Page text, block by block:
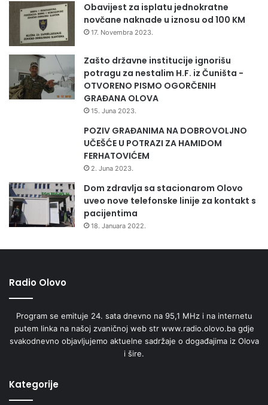
Obavijest za isplatu jednokratne
novčane naknade u iznosu od 100 KM
17. Novembra 2023.
Zašto državne institucije ignorišu
potragu za nestalim H.F. iz Čuništa -
OTVORENO PISMO OGORČENIH
GRAĐANA OLOVA
15. Juna 2023.
POZIV GRAĐANIMA NA DOBROVOLJNO
UČEŠĆE U POTRAZI ZA HAMIDOM
FERHATOVIĆEM
2. Juna 2023.
Dom zdravlja sa stacionarom Olovo
uveo nove telefonske linije za kontakt s
pacijentima
18. Januara 2022.
Radio Olovo
Program se emituje 24. sata dnevno na 95,1 MHz i na internetu
putem linka na našoj zvaničnoj web str www.radio.olovo.ba gdje
svakodnevno objavljujemo aktuelne sadržaje o događajima iz Olova
i šire.
Kategorije